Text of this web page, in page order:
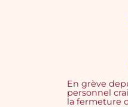
En grève
personnel
la fermeture